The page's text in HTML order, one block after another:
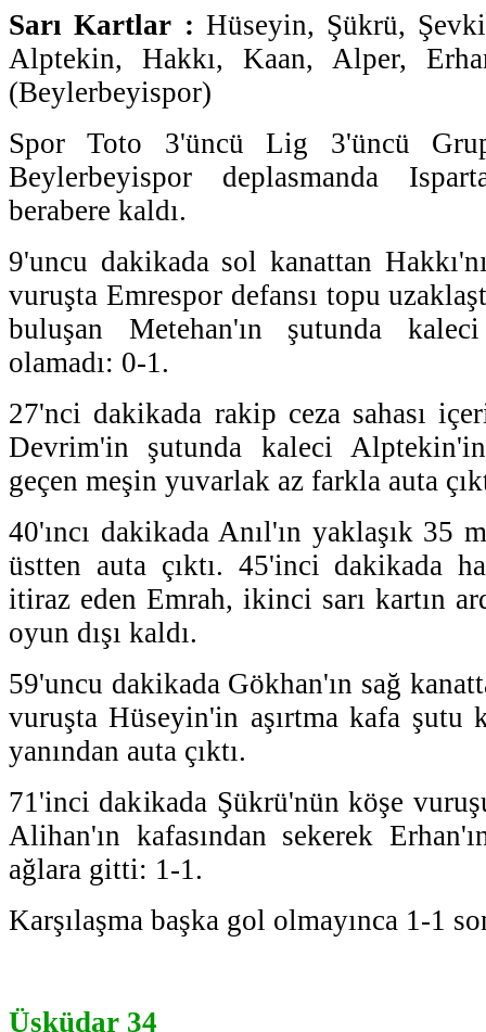
Sarı Kartlar : Hüseyin, Şükrü,
Alptekin, Hakkı, Kaan, Alper,
(Beylerbeyispor)
Spor Toto 3'üncü Lig 3'üncü
Beylerbeyispor deplasmanda
berabere kaldı.
9'uncu dakikada sol kanattan
vuruşta Emrespor defansı topu
buluşan Metehan'ın şutunda
olamadı: 0-1.
27'nci dakikada rakip ceza sahası
Devrim'in şutunda kaleci Alptekin'in
geçen meşin yuvarlak az farkla auta
40'ıncı dakikada Anıl'ın yaklaşık 35
üstten auta çıktı. 45'inci dakikada
itiraz eden Emrah, ikinci sarı kartın
oyun dışı kaldı.
59'uncu dakikada Gökhan'ın sağ
vuruşta Hüseyin'in aşırtma kafa şutu
yanından auta çıktı.
71'inci dakikada Şükrü'nün köşe
Alihan'ın kafasından sekerek
ağlara gitti: 1-1.
Karşılaşma başka gol olmayınca 1-1
Üsküdar 34